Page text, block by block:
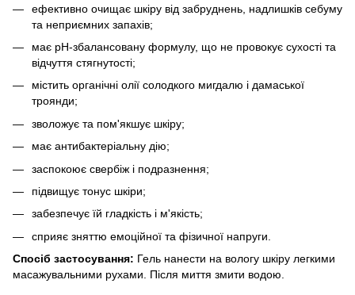
ефективно очищає шкіру від забруднень, надлишків себуму
та неприємних запахів;
має рН-збалансовану формулу, що не провокує сухості та
відчуття стягнутості;
містить органічні олії солодкого мигдалю і дамаської
троянди;
зволожує та пом'якшує шкіру;
має антибактеріальну дію;
заспокоює свербіж і подразнення;
підвищує тонус шкіри;
забезпечує їй гладкість і м'якість;
сприяє зняттю емоційної та фізичної напруги.
Спосіб застосування: Гель нанести на вологу шкіру легкими
масажувальними рухами. Після миття змити водою.